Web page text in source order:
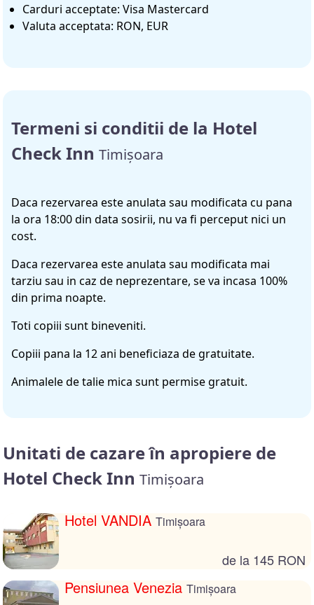
Carduri acceptate: Visa Mastercard
Valuta acceptata: RON, EUR
Termeni si conditii de la Hotel
Check Inn Timișoara
Daca rezervarea este anulata sau modificata cu pana
la ora 18:00 din data sosirii, nu va fi perceput nici un
cost.
Daca rezervarea este anulata sau modificata mai
tarziu sau in caz de neprezentare, se va incasa 100%
din prima noapte.
Toti copiii sunt bineveniti.
Copiii pana la 12 ani beneficiaza de gratuitate.
Animalele de talie mica sunt permise gratuit.
Unitati de cazare în apropiere de
Hotel Check Inn Timișoara
Hotel VANDIA Timișoara
de la 145 RON
Pensiunea Venezia Timișoara